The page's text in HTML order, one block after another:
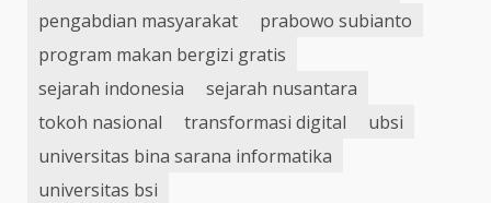
pengabdian masyarakat
prabowo subianto
program makan bergizi gratis
sejarah indonesia
sejarah nusantara
tokoh nasional
transformasi digital
ubsi
universitas bina sarana informatika
universitas bsi